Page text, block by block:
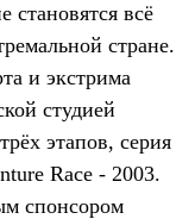
становятся всё
стране.
и экстрима
студией
этапов, серия
Race - 2003.
спонсором